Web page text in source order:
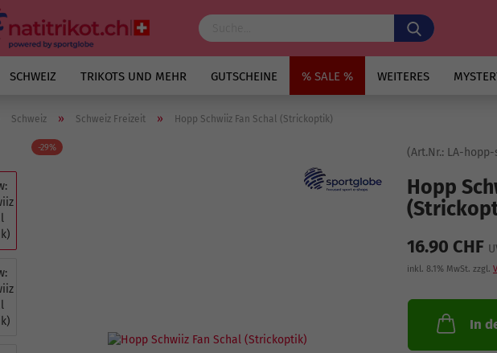
SCHWEIZ TRIKOTS UND MEHR GUTSCHEINE % SALE % WEITERES
Schweiz » Schweiz Freizeit » Hopp Schwiiz Fan Schal (Strickoptik)
-29% (Art.Nr.: LA-
Hopp
16.90 CHF
inkl. 8.1% MwSt. zzgl.
In